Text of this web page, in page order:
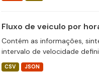
Fluxo de veiculo por
Contém as informações,
intervalo de velocidade
CSV JSON